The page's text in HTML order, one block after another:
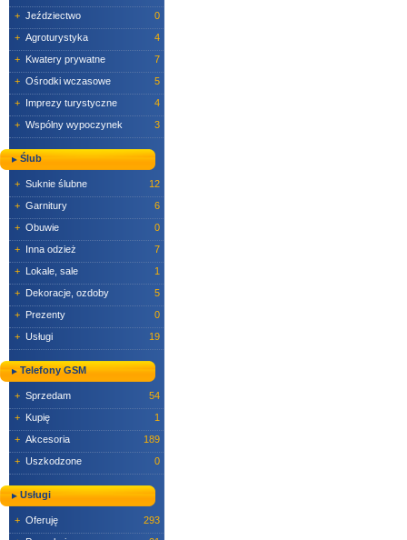
+ Jeździectwo
0
+ Agroturystyka
4
+ Kwatery prywatne
7
+ Ośrodki wczasowe
5
+ Imprezy turystyczne
4
+ Wspólny wypoczynek 3
Ślub
+ Suknie ślubne
12
+ Garnitury
6
+ Obuwie
0
+ Inna odzież
7
+ Lokale, sale
1
+ Dekoracje, ozdoby
5
+ Prezenty
0
+ Usługi 19
Telefony GSM
+ Sprzedam
54
+ Kupię
1
+ Akcesoria
189
+ Uszkodzone 0
Usługi
+ Oferuję
293